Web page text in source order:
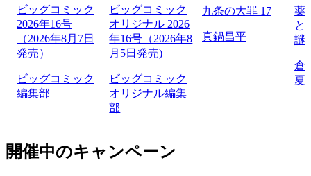
ビッグコミック
2026年16号
（2026年8月7日
発売）
ビッグコミック
編集部
ビッグコミック
オリジナル 2026
年16号（2026年8
月5日発売)
ビッグコミック
オリジナル編集
部
九条の大罪 17
真鍋昌平
薬
と
謎
倉
夏
開催中のキャンペーン